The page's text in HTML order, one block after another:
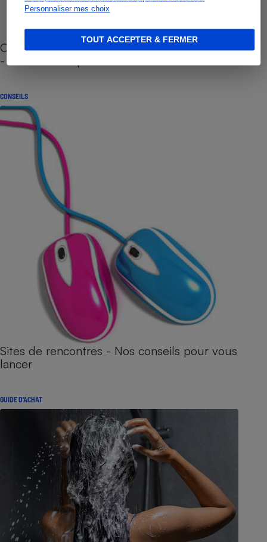
Personnaliser mes choix
TOUT ACCEPTER & FERMER
Cafetière à capsules zéro déchet CoffeeB (vidéo)
- Premières impressions
CONSEILS
Sites de rencontres - Nos conseils pour vous
lancer
GUIDE D'ACHAT